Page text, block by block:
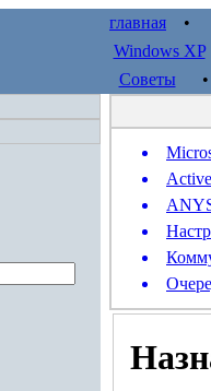
главная •
Windows XP
Советы